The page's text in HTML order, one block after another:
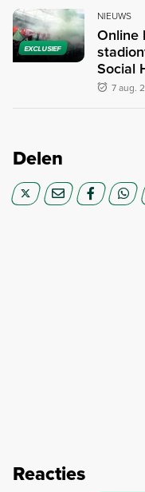
EXCLUSIEF
NIEUWS
Online
Social
7 aug.
Delen
Reacties